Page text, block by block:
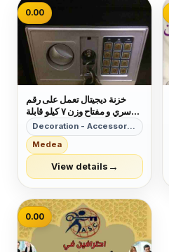
0.00
خزنة ديجيتال تعمل على رقم
سري و مفتاح وزن ٧ كيلو قابلة
للتثبيت
Decoration - Accessories
Medea
View details →
0.00